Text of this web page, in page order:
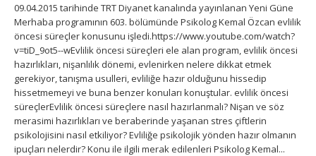
09.04.2015 tarihinde TRT Diyanet kanalında yayınlanan Yeni Güne
Merhaba programının 603. bölümünde Psikolog Kemal Özcan evlilik
öncesi süreçler konusunu işledi.https://www.youtube.com/watch?
v=tiD_9ot5--wEvlilik öncesi süreçleri ele alan program, evlilik öncesi
hazırlıkları, nişanlılık dönemi, evlenirken nelere dikkat etmek
gerekiyor, tanışma usulleri, evliliğe hazır olduğunu hissedip
hissetmemeyi ve buna benzer konuları konuştular. evlilik öncesi
süreçlerEvlilik öncesi süreçlere nasıl hazırlanmalı? Nişan ve söz
merasimi hazırlıkları ve beraberinde yaşanan stres çiftlerin
psikolojisini nasıl etkiliyor? Evliliğe psikolojik yönden hazır olmanın
ipuçları nelerdir? Konu ile ilgili merak edilenleri Psikolog Kemal...